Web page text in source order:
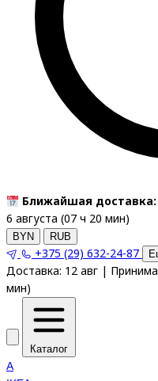
Ближайшая доставка:
6 августа (07 ч 20 мин)
BYN RUB
+375 (29) 632-24-87
Доставка: 12 авг |
мин)
Каталог
A